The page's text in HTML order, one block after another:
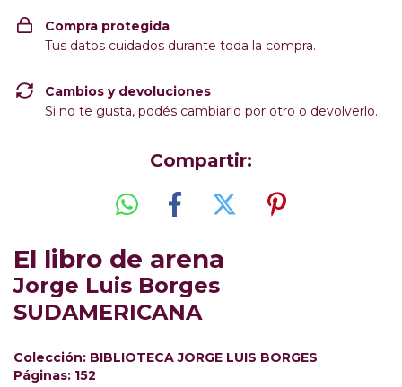
Compra protegida
Tus datos cuidados durante toda la compra.
Cambios y devoluciones
Si no te gusta, podés cambiarlo por otro o devolverlo.
Compartir:
El libro de arena
Jorge Luis Borges
SUDAMERICANA
Colección: BIBLIOTECA JORGE LUIS BORGES
Páginas: 152